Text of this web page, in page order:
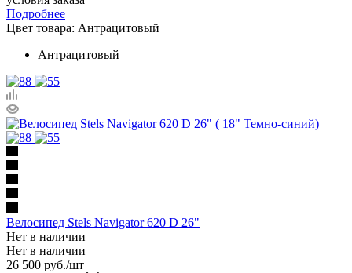
Подробнее
Цвет товара: Антрацитовый
Антрацитовый
Велосипед Stels Navigator 620 D 26"
Нет в наличии
Нет в наличии
26 500 руб./шт